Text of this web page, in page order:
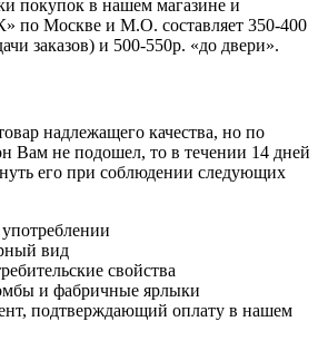
покупок в нашем магазине и
по Москве и М.О. составляет 350-400
заказов) и 500-550р. «до двери».
надлежащего качества, но по
Вам не подошел, то в течении 14 дней
его при соблюдении следующих
вид
свойства
и фабричные ярлыки
подтверждающий оплату в нашем